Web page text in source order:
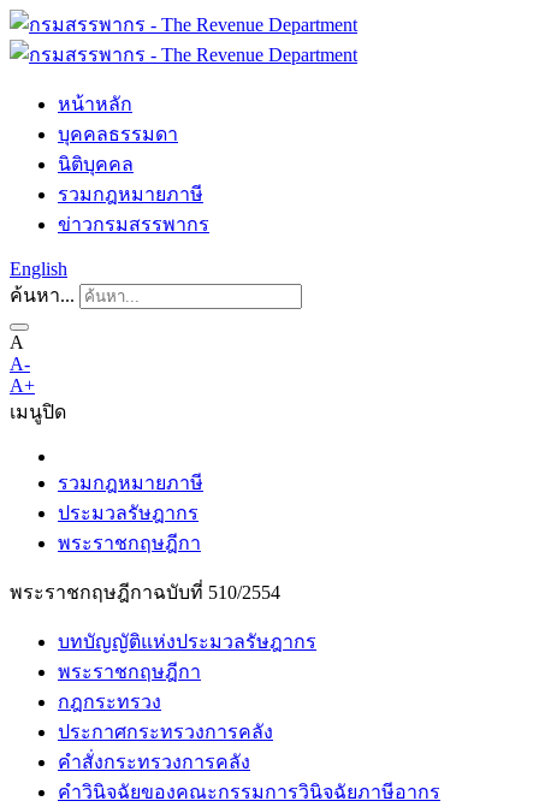
หน้าหลัก
บุคคลธรรมดา
นิติบุคคล
รวมกฎหมายภาษี
ข่าวกรมสรรพากร
English
ค้นหา...
A
A-
A+
เมนูปิด
รวมกฎหมายภาษี
ประมวลรัษฎากร
พระราชกฤษฎีกา
พระราชกฤษฎีกาฉบับที่ 510/2554
บทบัญญัติแห่งประมวลรัษฎากร
พระราชกฤษฎีกา
กฎกระทรวง
ประกาศกระทรวงการคลัง
คำสั่งกระทรวงการคลัง
คำวินิจฉัยของคณะกรรมการวินิจฉัยภาษีอากร